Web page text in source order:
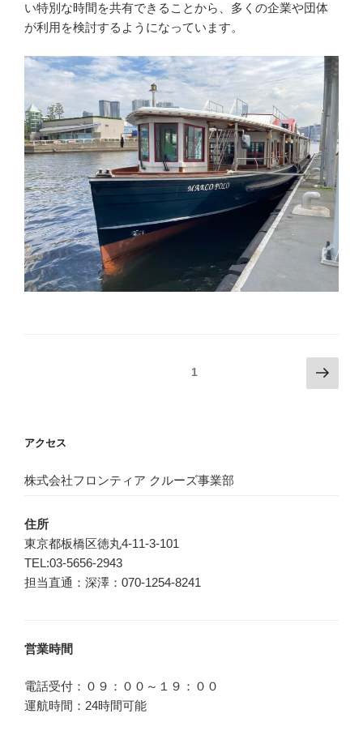
い特別な時間を共有できることから、多くの企業や団体
が利用を検討するようになっています。
ビ
ー
ョ
ン
1
次
の
アクセス
株式会社フロンティア クルーズ事業部
住所
東京都板橋区徳丸4-11-3-101
TEL:03-5656-2943
担当直通：深澤：070-1254-8241
営業時間
電話受付：０９：００～１９：００
運航時間：24時間可能